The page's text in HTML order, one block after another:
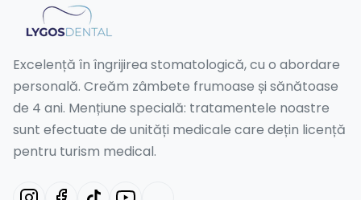
Excelență în îngrijirea stomatologică, cu o abordare
personală. Creăm zâmbete frumoase și sănătoase
de 4 ani. Mențiune specială: tratamentele noastre
sunt efectuate de unități medicale care dețin licență
pentru turism medical.